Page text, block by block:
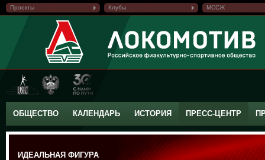
Проекты Клубы МССЖ
ОБЩЕСТВО КАЛЕНДАРЬ ИСТОРИЯ ПРЕСС-ЦЕНТР
ИДЕАЛЬНАЯ ФИГУРА